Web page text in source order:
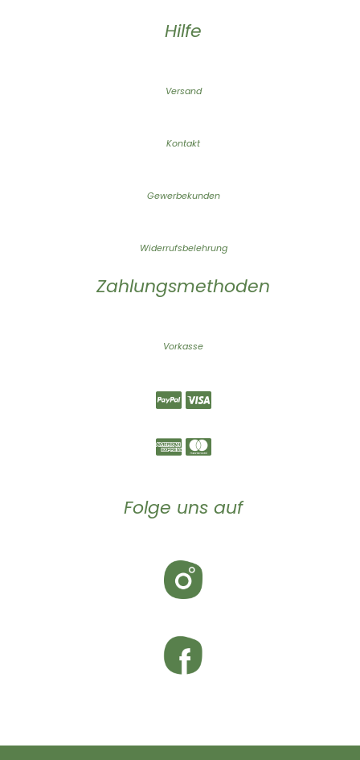
Hilfe
Versand
Kontakt
Gewerbekunden
Widerrufsbelehrung
Zahlungsmethoden
Vorkasse
Folge uns auf